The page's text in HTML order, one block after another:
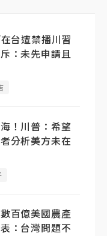
台遭禁播川習
：未先申請且
！川普：希望
分析美方未在
百億美國農產
：台灣問題不